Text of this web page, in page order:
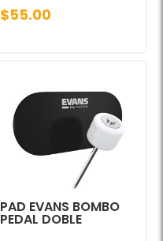
$55.00
PAD EVANS BOMBO
PEDAL DOBLE